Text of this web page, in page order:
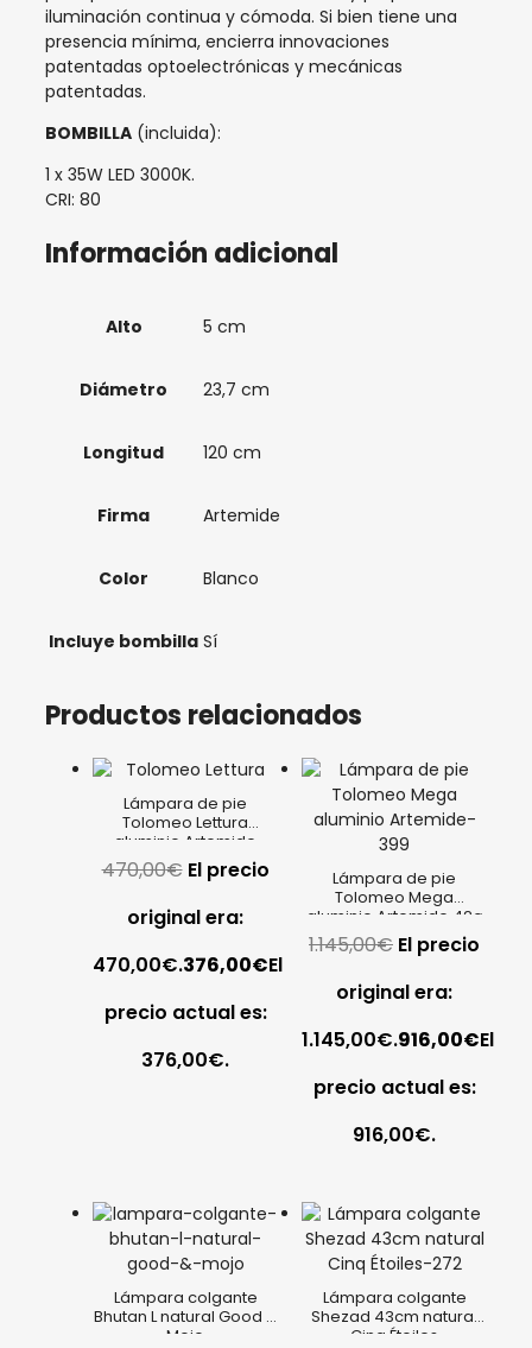
iluminación continua y cómoda. Si bien tiene una
presencia mínima, encierra innovaciones
patentadas optoelectrónicas y mecánicas
patentadas.
BOMBILLA (incluida):
1 x 35W LED 3000K.
CRI: 80
Información adicional
Alto 5 cm
Diámetro 23,7 cm
Longitud 120 cm
Firma Artemide
Color Blanco
Incluye bombilla Sí
Productos relacionados
Lámpara de pie
Tolomeo Lettura
aluminio Artemide
470,00€ El precio
original era:
470,00€.376,00€El
precio actual es:
376,00€.
Lámpara de pie
Tolomeo Mega
aluminio Artemide 42ø
1.145,00€ El precio
original era:
1.145,00€.916,00€El
precio actual es:
916,00€.
Lámpara colgante
Bhutan L natural Good &
Mojo
Lámpara colgante
Shezad 43cm natural
Cinq Étoiles